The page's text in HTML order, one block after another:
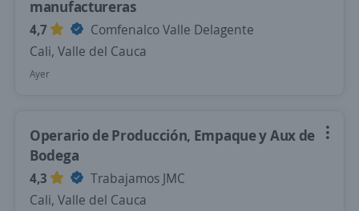
manufactureras
4,7
Comfenalco Valle Delagente
Cali, Valle del Cauca
Ayer
Operario de Producción, Empaque y Aux de
Bodega
4,3
Trabajamos JMC
Cali, Valle del Cauca